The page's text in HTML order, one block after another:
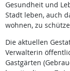
Gesundheit und
Stadt leben, auch
wohnen, zu
Die aktuellen
Verwalterin
Gastgärten